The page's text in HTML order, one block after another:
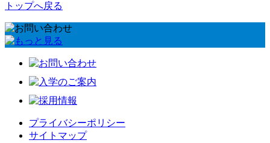
トップへ戻る
プライバシーポリシー
サイトマップ